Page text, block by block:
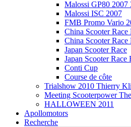
Malossi GP80 2007
Malossi ISC 2007
FMB Promo Vario
China Scooter Race
China Scooter Race
Japan Scooter Race
Japan Scooter Race
Conti Cup
Course de côte
Trialshow 2010 Thierry
Meeting Scooterpower
HALLOWEEN 2011
Apollomotors
Recherche